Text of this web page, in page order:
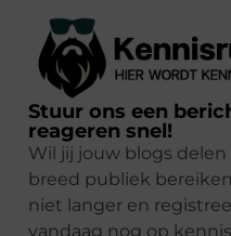
Stuur ons een
reageren snel!
Wil jij jouw blogs delen
breed publiek
niet langer en
vandaag nog op